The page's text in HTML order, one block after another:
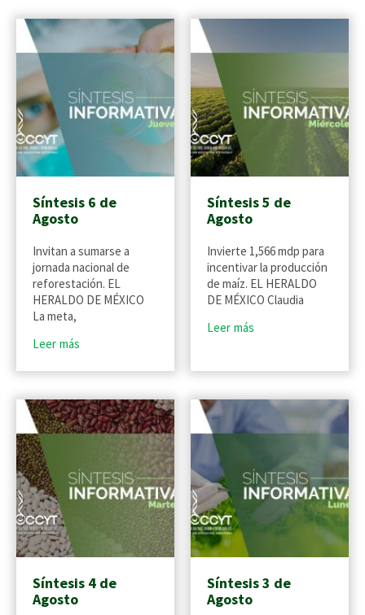
Síntesis 6 de
Agosto
Invitan a sumarse a
jornada nacional de
reforestación. EL
HERALDO DE MÉXICO
La meta,
Leer más
Síntesis 5 de
Agosto
Invierte 1,566 mdp para
incentivar la producción
de maíz. EL HERALDO
DE MÉXICO Claudia
Leer más
Síntesis 4 de
Agosto
Síntesis 3 de
Agosto